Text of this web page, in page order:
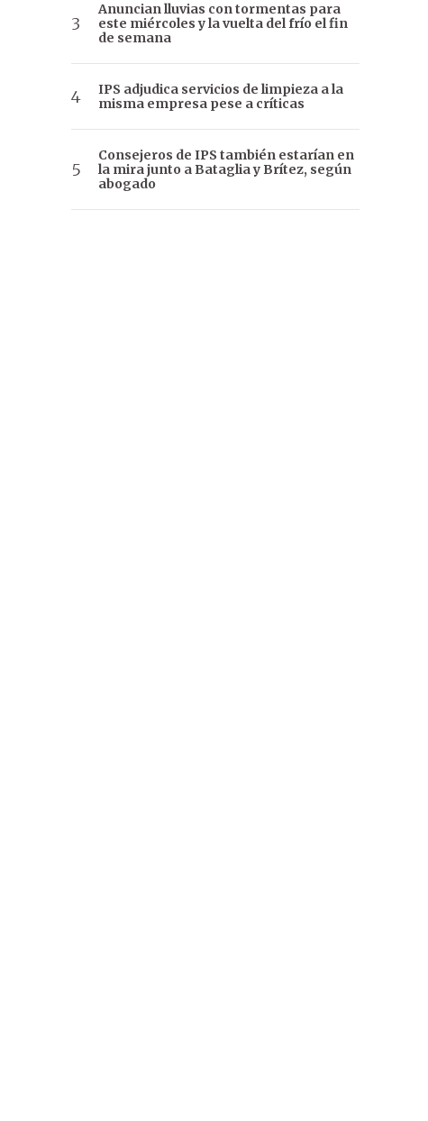
Anuncian lluvias con tormentas para
este miércoles y la vuelta del frío el fin
de semana
IPS adjudica servicios de limpieza a la
misma empresa pese a críticas
Consejeros de IPS también estarían en
la mira junto a Bataglia y Brítez, según
abogado